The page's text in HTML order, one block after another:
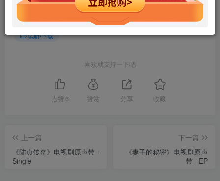
THE END
试听/下载
喜欢就支持一下吧
点赞 6 赞赏 分享 收藏
上一篇
《陆贞传奇》电视剧原声带 -
Single
下一篇
《妻子的秘密》电视剧原声
带 - EP